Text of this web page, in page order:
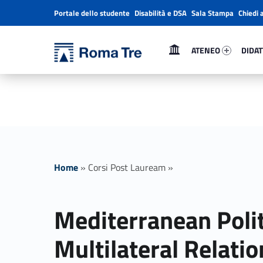
Mediterranean Politics and Multilateral Relations - Università Roma Tre
Primary Menu
ATENEO
Header info sidebar
Portale dello studente Disabilità e DSA Sala Stampa Chiedi
Home » Corsi Post Lauream »
Mediterranean
Multilateral